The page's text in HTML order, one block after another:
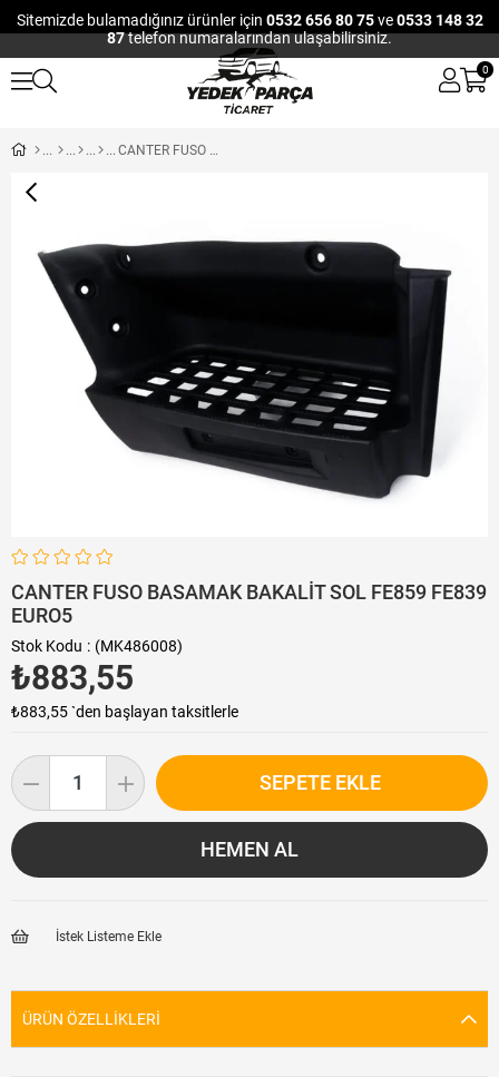
Sitemizde bulamadığınız ürünler için 0532 656 80 75ve0533 148 32
87telefon numaralarından ulaşabilirsiniz.
0
CANTER FUSO BASAMAK BAKALİT SOL FE859 FE839 EURO5
CANTER FUSO BASAMAK BAKALİT SOL FE859 FE839
EURO5
Stok Kodu (MK486008)
₺883,55
₺883,55`den başlayan taksitlerle
İstek Listeme Ekle
ÜRÜN ÖZELLIKLERI